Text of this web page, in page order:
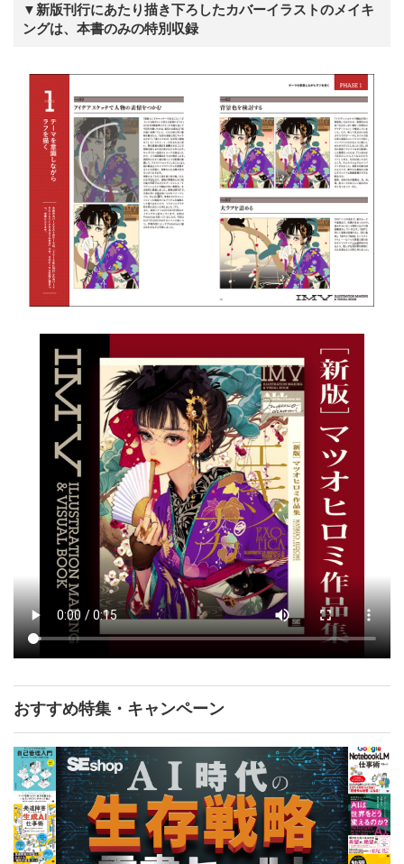
▼新版刊行にあたり描き下ろしたカバーイラストのメイキ
ングは、本書のみの特別収録
おすすめ特集・キャンペーン